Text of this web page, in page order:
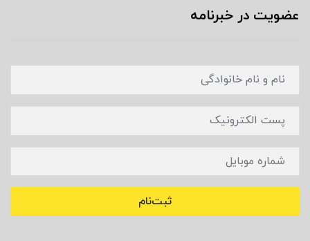
عضویت در خبرنامه
ثبت‌نام